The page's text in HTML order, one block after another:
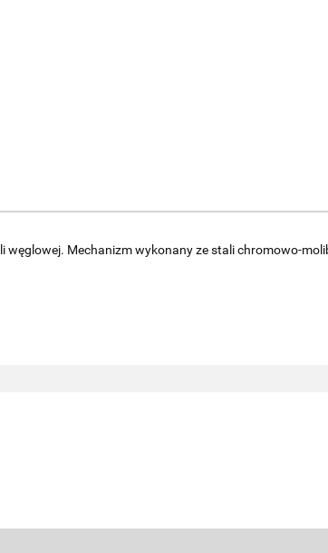
Mechanizm wykonany ze stali chromowo-